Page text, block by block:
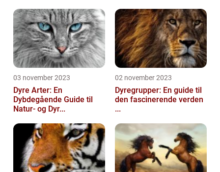
03 november 2023
Dyre Arter: En
Dybdegående Guide til
Natur- og Dyr...
02 november 2023
Dyregrupper: En guide til
den fascinerende verden
...